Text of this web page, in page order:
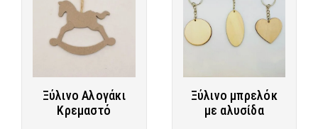
Ξύλινο Αλογάκι
Κρεμαστό
Ξύλινο μπρελόκ
με αλυσίδα